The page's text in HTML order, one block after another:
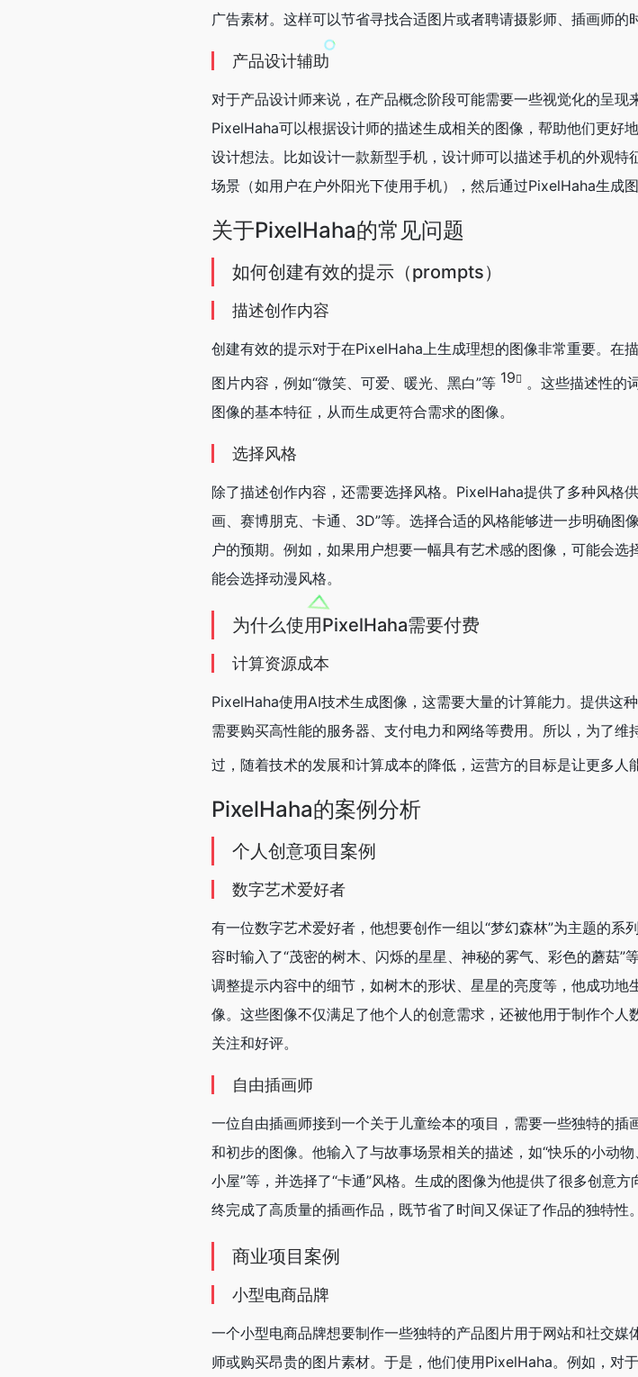
广告素材。这样可以节省寻找合适图片或者聘请摄影师、插画师的
产品设计辅助
对于产品设计师来说，在产品概念阶段可能需要一些视觉化的呈现
PixelHaha可以根据设计师的描述生成相关的图像，帮助他们更好
设计想法。比如设计一款新型手机，设计师可以描述手机的外观特
场景（如用户在户外阳光下使用手机），然后通过PixelHaha生成图
关于PixelHaha的常见问题
如何创建有效的提示（prompts）
描述创作内容
创建有效的提示对于在PixelHaha上生成理想的图像非常重要。在
图片内容，例如“微笑、可爱、暖光、黑白”等 19
。这些描述性的
图像的基本特征，从而生成更符合需求的图像。
选择风格
除了描述创作内容，还需要选择风格。PixelHaha提供了多种风格
画、赛博朋克、卡通、3D”等。选择合适的风格能够进一步明确图
户的预期。例如，如果用户想要一幅具有艺术感的图像，可能会
能会选择动漫风格。
为什么使用PixelHaha需要付费
计算资源成本
PixelHaha使用AI技术生成图像，这需要大量的计算能力。提供这
需要购买高性能的服务器、支付电力和网络等费用。所以，为了
过，随着技术的发展和计算成本的降低，运营方的目标是让更多人
PixelHaha的案例分析
个人创意项目案例
数字艺术爱好者
有一位数字艺术爱好者，他想要创作一组以“梦幻森林”为主题的系
容时输入了“茂密的树木、闪烁的星星、神秘的雾气、彩色的蘑菇”
调整提示内容中的细节，如树木的形状、星星的亮度等，他成功地
像。这些图像不仅满足了他个人的创意需求，还被他用于制作个人
关注和好评。
自由插画师
一位自由插画师接到一个关于儿童绘本的项目，需要一些独特的
和初步的图像。他输入了与故事场景相关的描述，如“快乐的小动
小屋”等，并选择了“卡通”风格。生成的图像为他提供了很多创意
终完成了高质量的插画作品，既节省了时间又保证了作品的独特性。
商业项目案例
小型电商品牌
一个小型电商品牌想要制作一些独特的产品图片用于网站和社交
师或购买昂贵的图片素材。于是，他们使用PixelHaha。例如，对